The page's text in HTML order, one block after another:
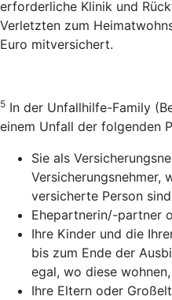
erforderliche Klinik und
Verletzten zum
Euro mitversichert.
5 In der Unfallhilfe-Family
einem Unfall der folgenden
Sie als
Versicherungsnehmer,
versicherte Person
Ehepartnerin/-partner
Ihre Kinder und die
bis zum Ende der
egal, wo diese wohnen,
Ihre Eltern oder